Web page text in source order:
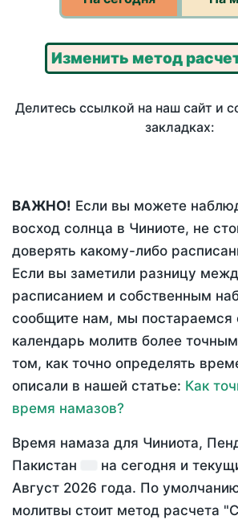
Изменить метод
Делитесь ссылкой на наш сайт и
закладках:
ВАЖНО! Если вы можете
восход солнца в Чиниоте, не
доверять какому-либо
Если вы заметили разницу
расписанием и собственным
сообщите нам, мы постараемся
календарь молитв более
том, как точно определять
описали в нашей статье: Как
время намазов?
Время намаза для Чиниота,
Пакистан
на сегодня и
Август 2026 года. По
молитвы стоит метод расчета